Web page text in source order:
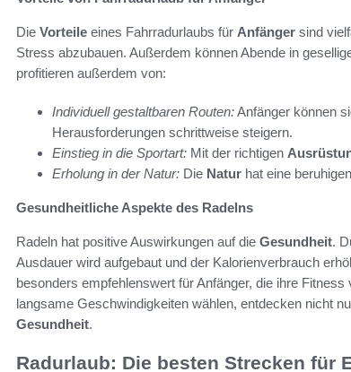
Die Vorteile eines Fahrradurlaubs für Anfänger sind
Stress abzubauen. Außerdem können Abende in
profitieren außerdem von:
Individuell gestaltbaren Routen:Anfänger können
Herausforderungen schrittweise steigern.
Einstieg in die Sportart: Mit der richtigen
Erholung in der Natur: Die Natur hat eine
Gesundheitliche Aspekte des Radelns
Radeln hat positive Auswirkungen auf die Gesundheit.
Ausdauer wird aufgebaut und der Kalorienverbrauch
besonders empfehlenswert für Anfänger, die ihre
langsame Geschwindigkeiten wählen, entdecken nicht
Gesundheit.
Radurlaub: Die besten Strecken für